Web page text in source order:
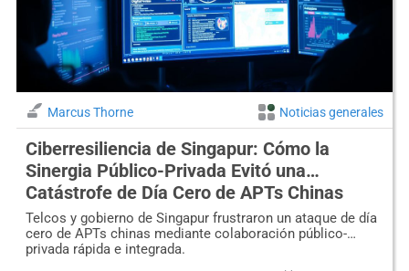
Marcus Thorne Noticias generales
Ciberresiliencia de Singapur: Cómo la
Sinergia Público-Privada Evitó una
Catástrofe de Día Cero de APTs Chinas
Telcos y gobierno de Singapur frustraron un ataque de día
cero de APTs chinas mediante colaboración público-
privada rápida e integrada.